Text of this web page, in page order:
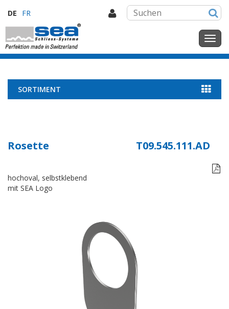
DE FR
SORTIMENT
Rosette T09.545.111.AD

hochoval, selbstklebend
mit SEA Logo